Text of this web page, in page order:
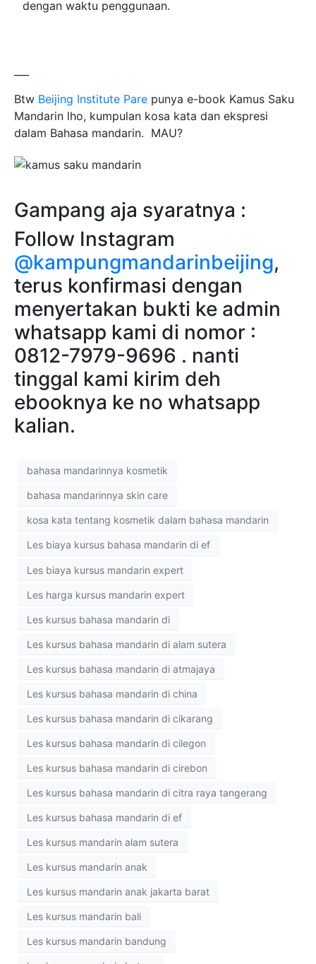
dengan waktu penggunaan.
Btw Beijing Institute Pare punya e-book Kamus Saku
Mandarin lho, kumpulan kosa kata dan ekspresi
dalam Bahasa mandarin. MAU?
Gampang aja syaratnya :
Follow Instagram
@kampungmandarinbeijing,
terus konfirmasi dengan
menyertakan bukti ke admin
whatsapp kami di nomor :
0812-7979-9696 . nanti
tinggal kami kirim deh
ebooknya ke no whatsapp
kalian.
bahasa mandarinnya kosmetik
bahasa mandarinnya skin care
kosa kata tentang kosmetik dalam bahasa mandarin
Les biaya kursus bahasa mandarin di ef
Les biaya kursus mandarin expert
Les harga kursus mandarin expert
Les kursus bahasa mandarin di
Les kursus bahasa mandarin di alam sutera
Les kursus bahasa mandarin di atmajaya
Les kursus bahasa mandarin di china
Les kursus bahasa mandarin di cikarang
Les kursus bahasa mandarin di cilegon
Les kursus bahasa mandarin di cirebon
Les kursus bahasa mandarin di citra raya tangerang
Les kursus bahasa mandarin di ef
Les kursus mandarin alam sutera
Les kursus mandarin anak
Les kursus mandarin anak jakarta barat
Les kursus mandarin bali
Les kursus mandarin bandung